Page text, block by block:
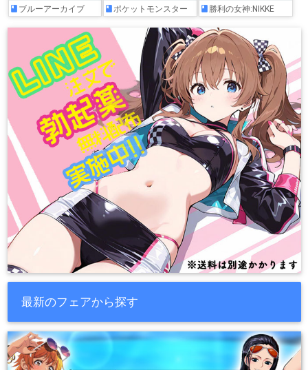
ブルーアーカイブ ポケットモンスター
勝利の女神:NIKKE
最新のフェアから探す